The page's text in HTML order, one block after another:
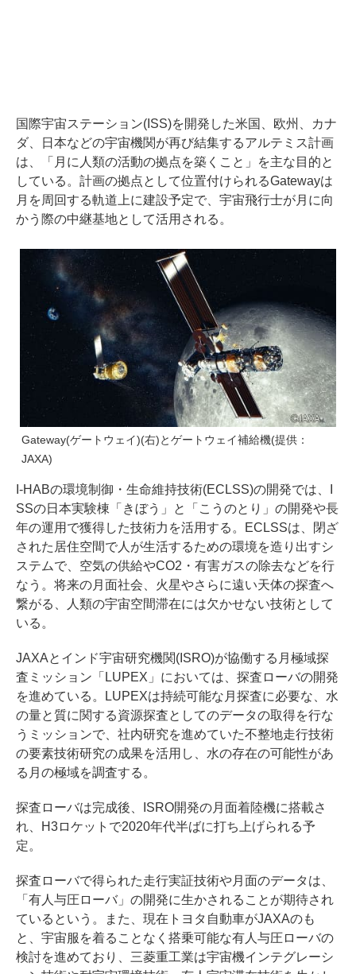
国際宇宙ステーション(ISS)を開発した米国、欧州、カナ
ダ、日本などの宇宙機関が再び結集するアルテミス計画
は、「月に人類の活動の拠点を築くこと」を主な目的と
している。計画の拠点として位置付けられるGatewayは
月を周回する軌道上に建設予定で、宇宙飛行士が月に向
かう際の中継基地として活用される。
Gateway(ゲートウェイ)(右)とゲートウェイ補給機(提供：
JAXA)
I-HABの環境制御・生命維持技術(ECLSS)の開発では、I
SSの日本実験棟「きぼう」と「こうのとり」の開発や長
年の運用で獲得した技術力を活用する。ECLSSは、閉ざ
された居住空間で人が生活するための環境を造り出すシ
ステムで、空気の供給やCO2・有害ガスの除去などを行
なう。将来の月面社会、火星やさらに遠い天体の探査へ
繋がる、人類の宇宙空間滞在には欠かせない技術として
いる。
JAXAとインド宇宙研究機関(ISRO)が協働する月極域探
査ミッション「LUPEX」においては、探査ローバの開発
を進めている。LUPEXは持続可能な月探査に必要な、水
の量と質に関する資源探査としてのデータの取得を行な
うミッションで、社内研究を進めていた不整地走行技術
の要素技術研究の成果を活用し、水の存在の可能性があ
る月の極域を調査する。
探査ローバは完成後、ISRO開発の月面着陸機に搭載さ
れ、H3ロケットで2020年代半ばに打ち上げられる予
定。
探査ローバで得られた走行実証技術や月面のデータは、
「有人与圧ローバ」の開発に生かされることが期待され
ているという。また、現在トヨタ自動車がJAXAのも
と、宇宙服を着ることなく搭乗可能な有人与圧ローバの
検討を進めており、三菱重工業は宇宙機インテグレーシ